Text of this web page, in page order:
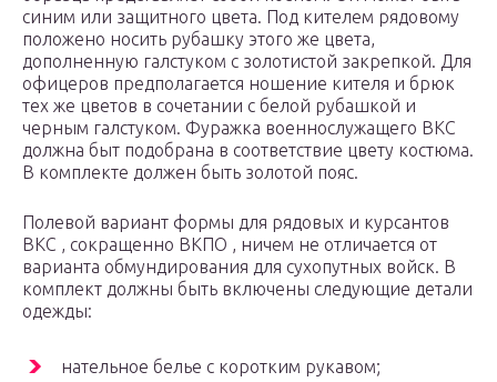
синим или защитного цвета. Под кителем рядовому
положено носить рубашку этого же цвета,
дополненную галстуком с золотистой закрепкой. Для
офицеров предполагается ношение кителя и брюк
тех же цветов в сочетании с белой рубашкой и
черным галстуком. Фуражка военнослужащего ВКС
должна быт подобрана в соответствие цвету костюма.
В комплекте должен быть золотой пояс.
Полевой вариант формы для рядовых и курсантов
ВКС , сокращенно ВКПО , ничем не отличается от
варианта обмундирования для сухопутных войск. В
комплект должны быть включены следующие детали
одежды:
нательное белье с коротким рукавом;